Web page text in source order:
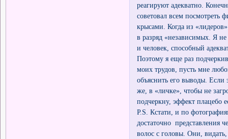
реагируют адекватно.
советовал всем посмотреть
крысами. Когда из
в разряд «независимых. Я
и человек, способный
Поэтому я еще раз
моих трудов, пусть мне
объяснить его выводы. Если
же, в «личке», чтобы не
подчеркну, эффект плацебо
P.S. Кстати, и по
достаточно представления
волос с головы. Они,